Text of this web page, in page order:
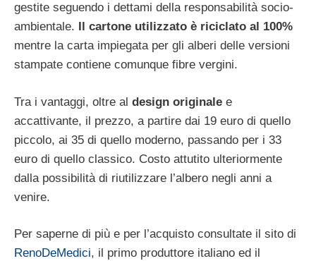
gestite seguendo i dettami della responsabilità socio-
ambientale.
Il cartone utilizzato è riciclato al 100%
mentre la carta impiegata per gli alberi delle versioni
stampate contiene comunque fibre vergini.
Tra i vantaggi, oltre al design originale e
accattivante, il prezzo, a partire dai 19 euro di quello
piccolo, ai 35 di quello moderno, passando per i 33
euro di quello classico. Costo attutito ulteriormente
dalla possibilità di riutilizzare l’albero negli anni a
venire.
Per saperne di più e per l’acquisto consultate il sito di
RenoDeMedici, il primo produttore italiano ed il